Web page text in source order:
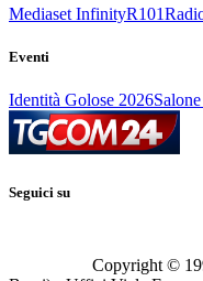
Mediaset InfinityR101
Eventi
Identità Golose 2026
Seguici su
Copyright ©